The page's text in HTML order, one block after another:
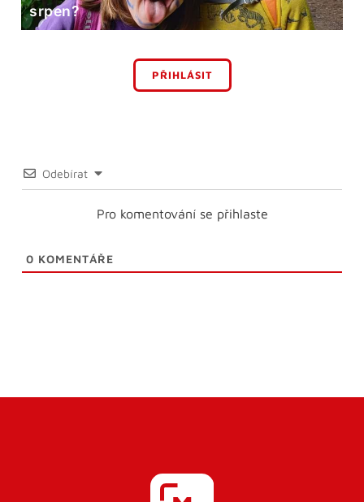
srpen?
PŘIHLÁSIT
Odebírat
Pro komentování se přihlaste
0 KOMENTÁŘE